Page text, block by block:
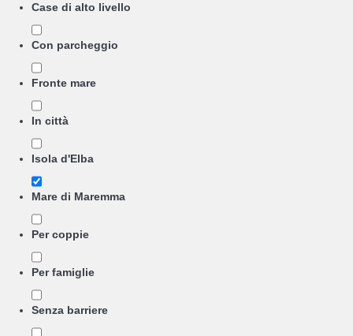
Case di alto livello
Con parcheggio
Fronte mare
In città
Isola d'Elba
Mare di Maremma
Per coppie
Per famiglie
Senza barriere